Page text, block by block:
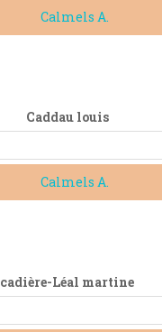
Caddau louis
cadière-Léal martine